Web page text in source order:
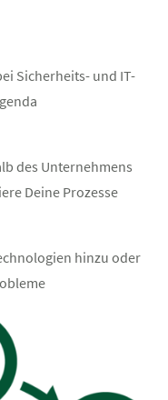
Sicherheits- und IT-
des Unternehmens
Deine Prozesse
hinzu oder